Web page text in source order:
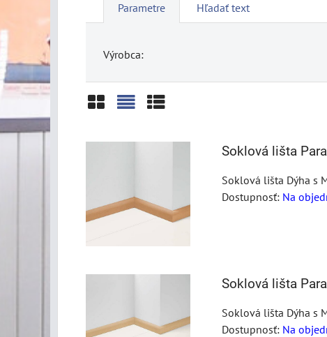
Parametre Hľadať text
Výrobca:
Soklová lišta
Soklová lišta Dýha s
Dostupnosť: Na
Soklová lišta
Soklová lišta Dýha s
Dostupnosť: Na